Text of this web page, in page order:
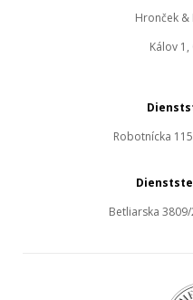
Robotnícka
Hronček &
Kálov
Betliarska